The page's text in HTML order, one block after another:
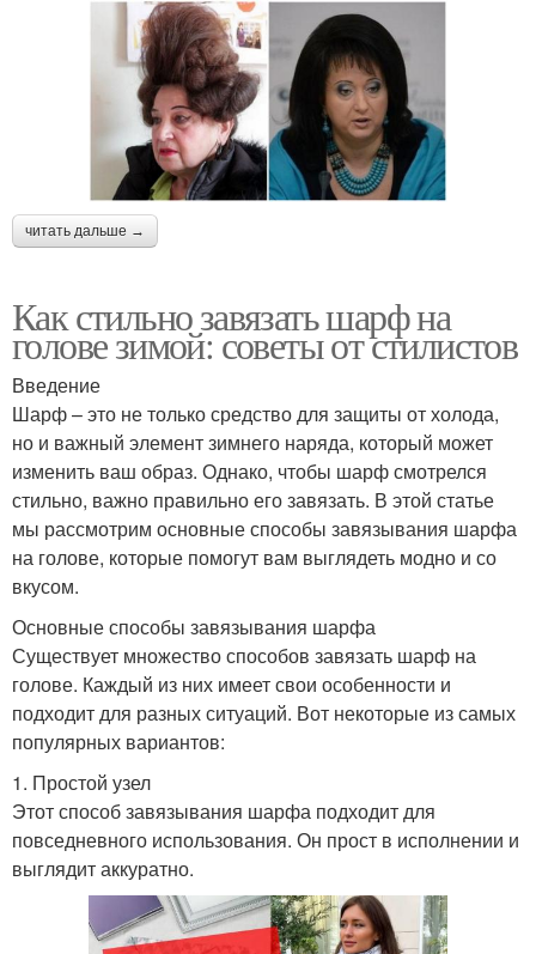
читать дальше →
Как стильно завязать шарф на
голове зимой: советы от стилистов
Введение
Шарф – это не только средство для защиты от холода,
но и важный элемент зимнего наряда, который может
изменить ваш образ. Однако, чтобы шарф смотрелся
стильно, важно правильно его завязать. В этой статье
мы рассмотрим основные способы завязывания шарфа
на голове, которые помогут вам выглядеть модно и со
вкусом.
Основные способы завязывания шарфа
Существует множество способов завязать шарф на
голове. Каждый из них имеет свои особенности и
подходит для разных ситуаций. Вот некоторые из самых
популярных вариантов:
1. Простой узел
Этот способ завязывания шарфа подходит для
повседневного использования. Он прост в исполнении и
выглядит аккуратно.